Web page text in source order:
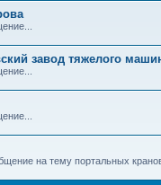
завод тяжелого
на тему портальных